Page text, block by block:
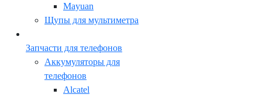
Mayuan
Щупы для мультиметра
Запчасти для телефонов
Аккумуляторы для
телефонов
Alcatel